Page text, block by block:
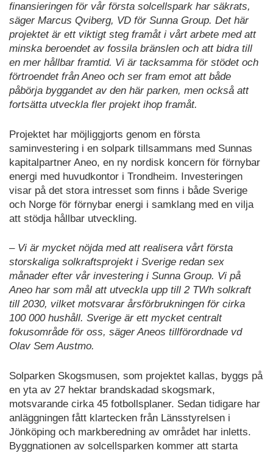
finansieringen för vår första solcellspark har säkrats,
säger Marcus Qviberg, VD för Sunna Group. Det här
projektet är ett viktigt steg framåt i vårt arbete med att
minska beroendet av fossila bränslen och att bidra till
en mer hållbar framtid. Vi är tacksamma för stödet och
förtroendet från Aneo och ser fram emot att både
påbörja byggandet av den här parken, men också att
fortsätta utveckla fler projekt ihop framåt.
Projektet har möjliggjorts genom en första
saminvestering i en solpark tillsammans med Sunnas
kapitalpartner Aneo, en ny nordisk koncern för förnybar
energi med huvudkontor i Trondheim. Investeringen
visar på det stora intresset som finns i både Sverige
och Norge för förnybar energi i samklang med en vilja
att stödja hållbar utveckling.
– Vi är mycket nöjda med att realisera vårt första
storskaliga solkraftsprojekt i Sverige redan sex
månader efter vår investering i Sunna Group. Vi på
Aneo har som mål att utveckla upp till 2 TWh solkraft
till 2030, vilket motsvarar årsförbrukningen för cirka
100 000 hushåll. Sverige är ett mycket centralt
fokusområde för oss, säger Aneos tillförordnade vd
Olav Sem Austmo.
Solparken Skogsmusen, som projektet kallas, byggs på
en yta av 27 hektar brandskadad skogsmark,
motsvarande cirka 45 fotbollsplaner. Sedan tidigare har
anläggningen fått klartecken från Länsstyrelsen i
Jönköping och markberedning av området har inletts.
Byggnationen av solcellsparken kommer att starta